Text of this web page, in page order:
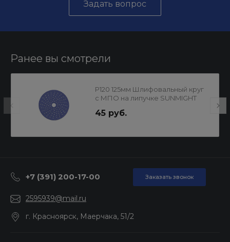
Задать вопрос
Ранее вы смотрели
P120 125мм Шлифовальный круг
с МПО на липучке SUNMIGHT
45 руб.
+7 (391) 200-17-00 Заказать звонок
2595939@mail.ru
г. Красноярск, Маерчака, 51/2